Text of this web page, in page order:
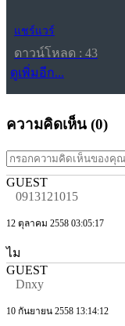
แชร์แวร์
ดาวน์โหลด : 43
ดูเพิ่มอีก...
ความคิดเห็น (0)
GUEST
0913121015
12 ตุลาคม 2558 03:05:17
ไม
GUEST
Dnxy
10 กันยายน 2558 13:14:12